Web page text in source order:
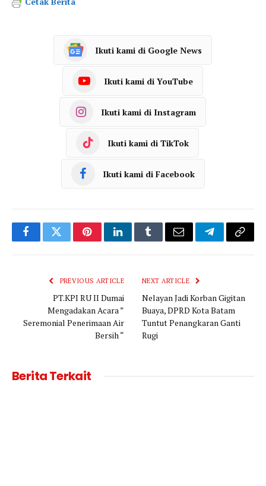
Ikuti kami di Google News
Ikuti kami di YouTube
Ikuti kami di Instagram
Ikuti kami di TikTok
Ikuti kami di Facebook
FacebookTwitterPinterestLinkedInTumblrEmail TelegramCopy
PREVIOUS ARTICLE
PT.KPI RU II Dumai
Mengadakan Acara ”
Seremonial Penerimaan Air
Bersih “
NEXT ARTICLE
Nelayan Jadi Korban Gigitan
Buaya, DPRD Kota Batam
Tuntut Penangkaran Ganti
Rugi
Berita Terkait